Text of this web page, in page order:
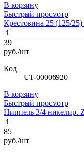
В корзину
Быстрый просмотр
Крестовина 25 (125/
39
руб./шт
Код
UT-00006920
В корзину
Быстрый просмотр
Ниппель 3/4 никелир.
85
руб./шт